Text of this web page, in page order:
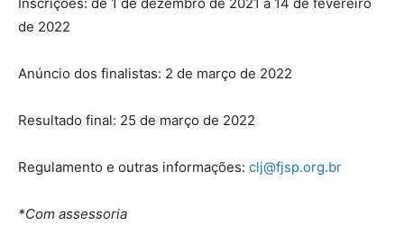
de 2022
Anúncio dos finalistas: 2 de março de 2022
Resultado final: 25 de março de 2022
Regulamento e outras informações: clj@fjsp.org.br
*Com assessoria